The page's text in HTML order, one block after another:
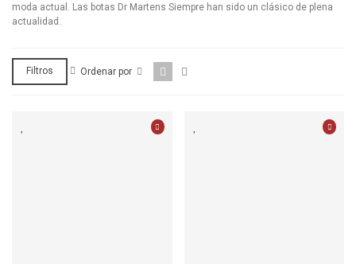
moda actual. Las botas Dr Martens Siempre han sido un clásico de plena
actualidad.
Filtros Ordenar por